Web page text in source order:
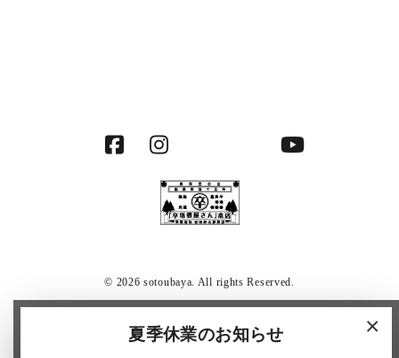
© 2026 sotoubaya. All rights Reserved.
×
夏季休業のお知らせ